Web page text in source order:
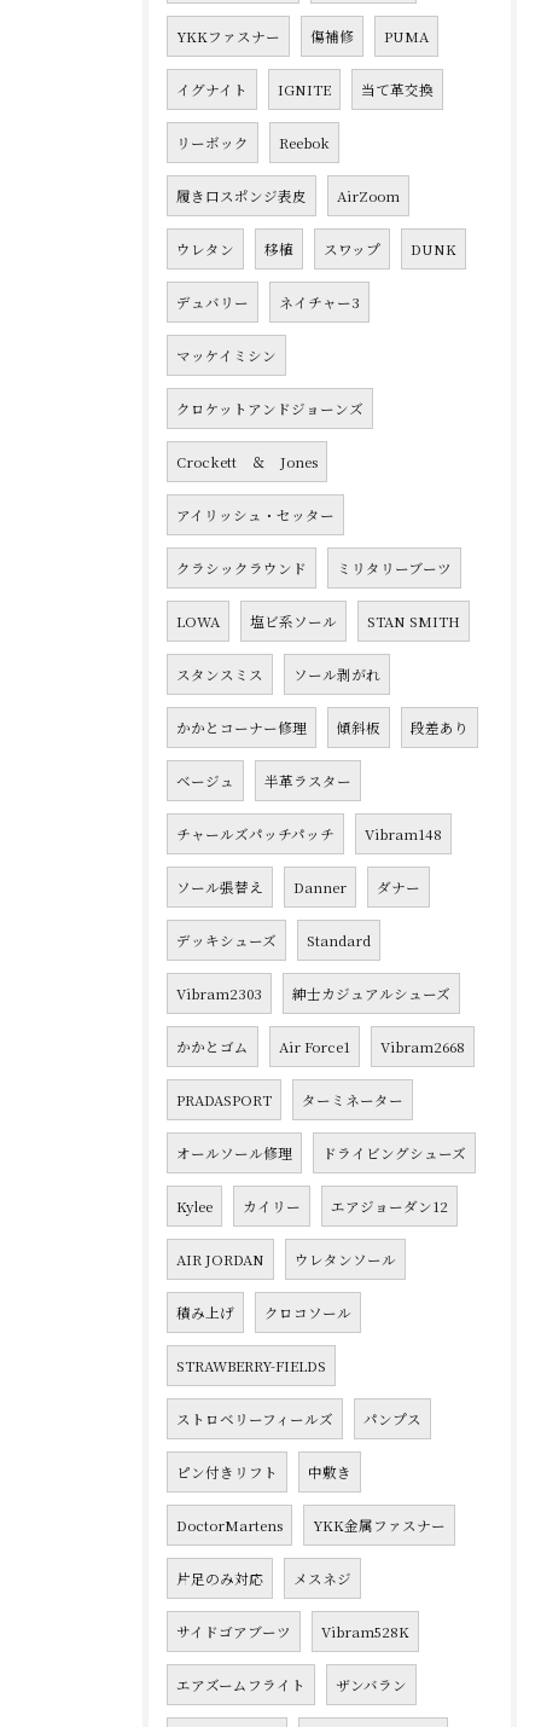
YKKファスナー 傷補修 PUMA
イグナイト IGNITE 当て革交換
リーボック Reebok
履き口スポンジ表皮 AirZoom
ウレタン 移植 スワップ DUNK
デュバリー ネイチャー3
マッケイミシン
クロケットアンドジョーンズ
Crockett ＆ Jones
アイリッシュ・セッター
クラシックラウンド ミリタリーブーツ
LOWA 塩ビ系ソール STAN SMITH
スタンスミス ソール剥がれ
かかとコーナー修理 傾斜板 段差あり
ベージュ 半革ラスター
チャールズパッチパッチ Vibram148
ソール張替え Danner ダナー
デッキシューズ Standard
Vibram2303 紳士カジュアルシューズ
かかとゴム Air Force1 Vibram2668
PRADASPORT ターミネーター
オールソール修理 ドライビングシューズ
Kylee カイリー エアジョーダン12
AIR JORDAN ウレタンソール
積み上げ クロコソール
STRAWBERRY-FIELDS
ストロベリーフィールズ パンプス
ピン付きリフト 中敷き
DoctorMartens YKK金属ファスナー
片足のみ対応 メスネジ
サイドゴアブーツ Vibram528K
エアズームフライト ザンバラン